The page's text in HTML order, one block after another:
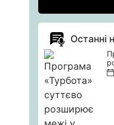
Останні